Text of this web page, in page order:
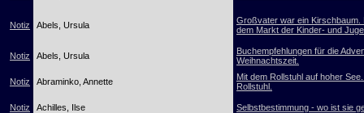
Notiz Abels, Ursula
Großvater war ein Kirschbaum.
dem Markt der Kinder- und
Notiz Abels, Ursula
Buchempfehlungen für die
Weihnachtszeit.
Notiz Abraminko, Annette
Mit dem Rollstuhl auf hoher
Rollstuhl.
Notiz Achilles, Ilse Selbstbestimmung - wo ist sie